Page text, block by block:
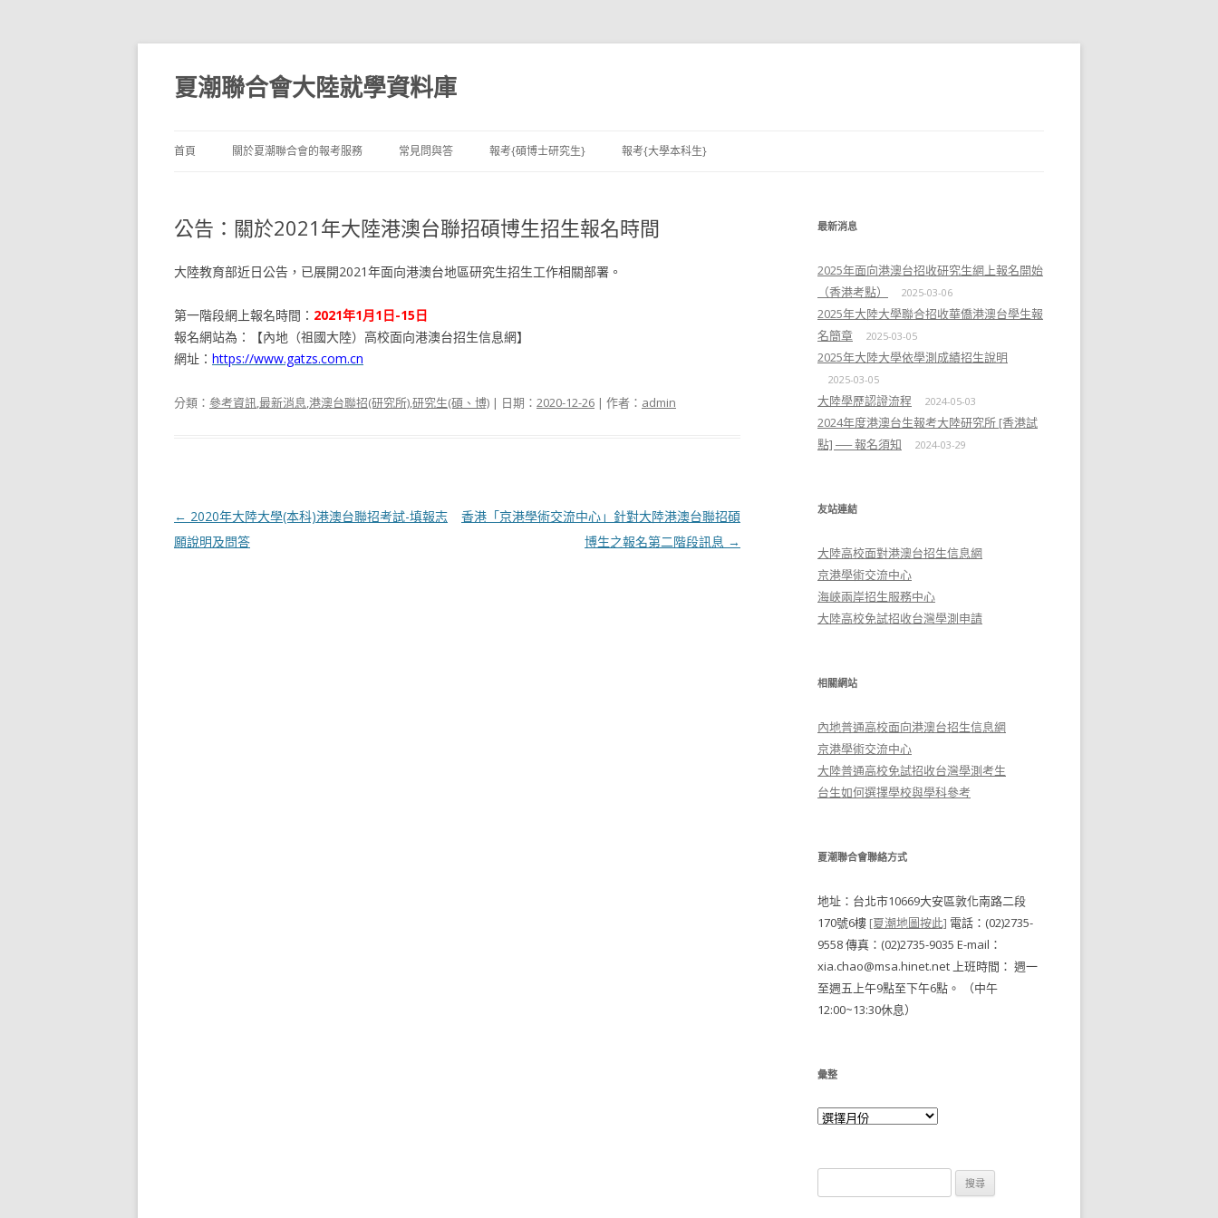
夏潮聯合會大陸就學資料庫
首頁 關於夏潮聯合會的報考服務 常見問與答 報考{碩博士研究生} 報考{大學本科生}
公告：關於2021年大陸港澳台聯招碩博生招生報名時間
大陸教育部近日公告，已展開2021年面向港澳台地區研究生招生工作相關部署。
第一階段網上報名時間： 2021年1月1日-15日
報名網站為：【內地（祖國大陸）高校面向港澳台招生信息網】
網址： https://www.gatzs.com.cn
分類： 參考資訊,最新消息,港澳台聯招(研究所),研究生(碩、博) | 日期： 2020-12-26 | 作者： admin
文章導航列
← 2020年大陸大學(本科)港澳台聯招考試-填報志
願說明及問答
香港「京港學術交流中心」針對大陸港澳台聯招碩
博生之報名第二階段訊息 →
最新消息
2025年面向港澳台招收研究生網上報名開始
（香港考點）
2025-03-06
2025年大陸大學聯合招收華僑港澳台學生報
名簡章
2025-03-05
2025年大陸大學依學測成績招生說明
2025-03-05
大陸學歷認證流程 2024-05-03
2024年度港澳台生報考大陸研究所 [香港試
點] ── 報名須知
2024-03-29
友站連結
大陸高校面對港澳台招生信息網
京港學術交流中心
海峽兩岸招生服務中心
大陸高校免試招收台灣學測申請
相關網站
內地普通高校面向港澳台招生信息網
京港學術交流中心
大陸普通高校免試招收台灣學測考生
台生如何選擇學校與學科參考
夏潮聯合會聯絡方式
地址：台北市10669大安區敦化南路二段
170號6樓 [夏潮地圖按此] 電話：(02)2735-
9558 傳真：(02)2735-9035 E-mail：
xia.chao@msa.hinet.net 上班時間： 週一
至週五上午9點至下午6點。 （中午
12:00~13:30休息）
彙整